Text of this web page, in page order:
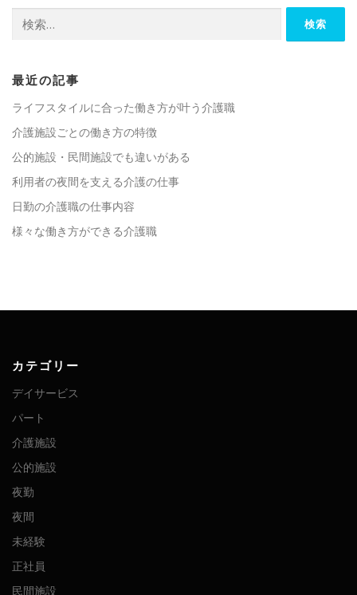
索:
最近の記事
ライフスタイルに合った働き方が叶う介護職
介護施設ごとの働き方の特徴
公的施設・民間施設でも違いがある
利用者の夜間を支える介護の仕事
日勤の介護職の仕事内容
様々な働き方ができる介護職
カテゴリー
デイサービス
パート
介護施設
公的施設
夜勤
夜間
未経験
正社員
民間施設